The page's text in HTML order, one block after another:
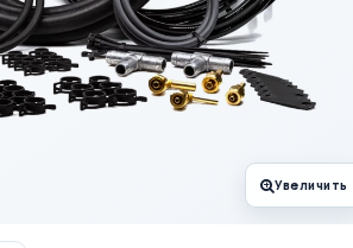
Увеличить